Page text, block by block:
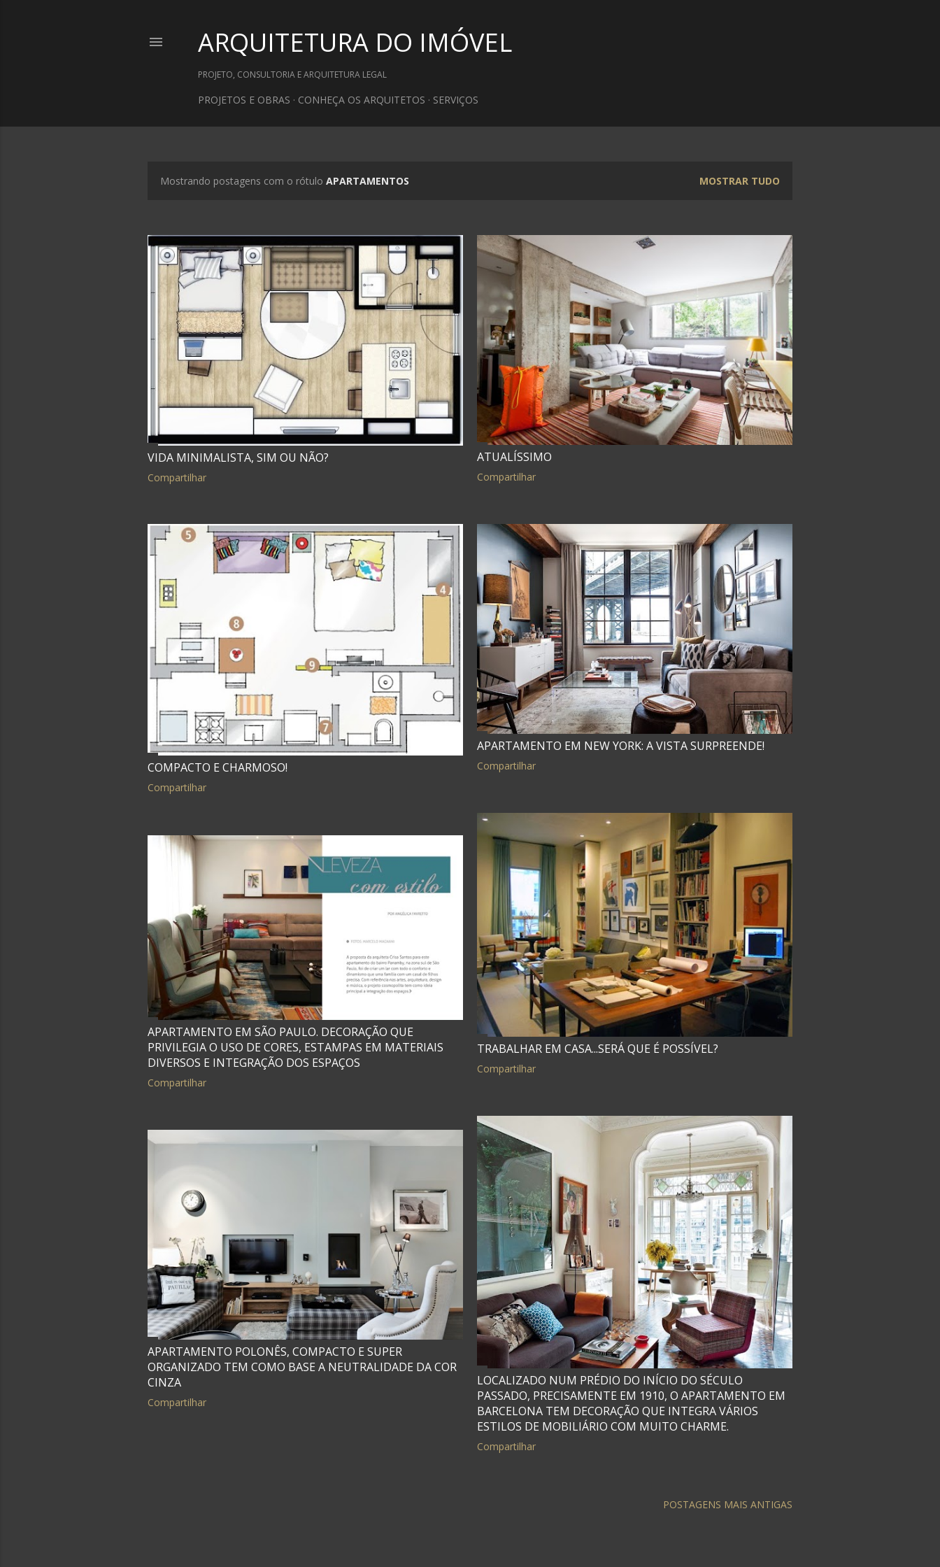
ARQUITETURA DO IMÓVEL
PROJETO, CONSULTORIA E ARQUITETURA LEGAL
PROJETOS E OBRAS CONHEÇA OS ARQUITETOS SERVIÇOS
s
g
n
Mostrando postagens com o rótulo APARTAMENTOS MOSTRAR TUDO
VIDA MINIMALISTA, SIM OU NÃO?
Compartilhar
ATUALÍSSIMO
Compartilhar
APARTAMENTO EM NEW YORK: A VISTA SURPREENDE!
Compartilhar
COMPACTO E CHARMOSO!
Compartilhar
TRABALHAR EM CASA...SERÁ QUE É POSSÍVEL?
Compartilhar
APARTAMENTO EM SÃO PAULO. DECORAÇÃO QUE
PRIVILEGIA O USO DE CORES, ESTAMPAS EM MATERIAIS
DIVERSOS E INTEGRAÇÃO DOS ESPAÇOS
Compartilhar
LOCALIZADO NUM PRÉDIO DO INÍCIO DO SÉCULO
PASSADO, PRECISAMENTE EM 1910, O APARTAMENTO EM
BARCELONA TEM DECORAÇÃO QUE INTEGRA VÁRIOS
ESTILOS DE MOBILIÁRIO COM MUITO CHARME.
Compartilhar
APARTAMENTO POLONÊS, COMPACTO E SUPER
ORGANIZADO TEM COMO BASE A NEUTRALIDADE DA COR
CINZA
Compartilhar
POSTAGENS MAIS ANTIGAS